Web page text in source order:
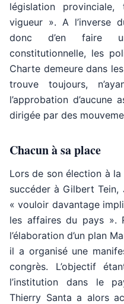
législation
vigueur ». A l’inverse
donc d’en faire
constitutionnelle, les
Charte demeure dans
trouve toujours,
l’approbation d’aucune
dirigée par des
Chacun à sa place
Lors de son élection à
succéder à Gilbert
« vouloir davantage
les affaires du pays ».
l’élaboration d’un plan
il a organisé une
congrès. L’objectif
l’institution dans le
Thierry Santa a alors